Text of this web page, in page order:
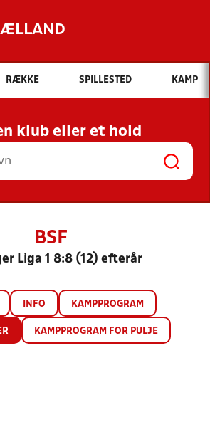
Hvad vil du søge efter?
INDHOLD OG NYHEDER
RESULTATER, KLUBBER OG
HOLD
RÆKKE SPILLESTED KAMP
klub eller et hold
BSF
Liga 1 8:8 (12) efterår
INFO KAMPPROGRAM
KAMPPROGRAM FOR PULJE